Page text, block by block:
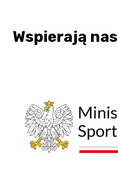
Wspierają nas